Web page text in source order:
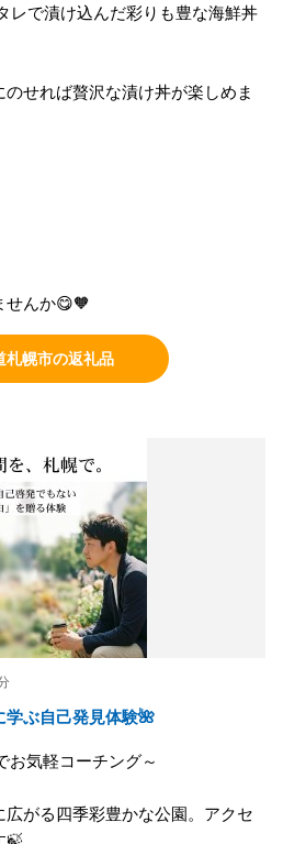
レで漬け込んだ彩りも豊な海鮮丼
せれば贅沢な漬け丼が楽しめま
せんか😋🧡
札幌市の返礼品
学ぶ自己発見体験🌺
お気軽コーチング～
がる四季彩豊かな公園。アクセ